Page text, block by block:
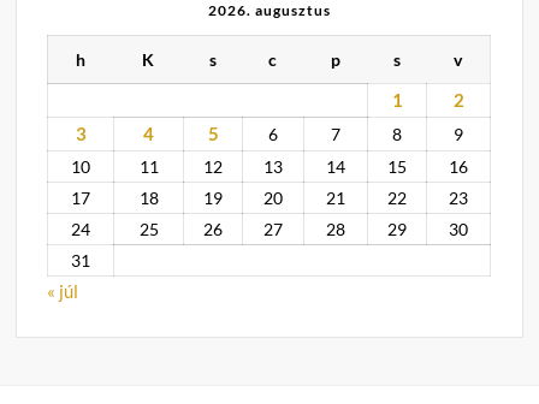
2026. augusztus
h K s c p s v
1
2
3
4 5 6 7 8
9
10
11 12 13 14 15
16
17
18 19 20 21 22
23
24
25 26 27 28 29
30
31
« júl